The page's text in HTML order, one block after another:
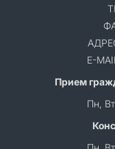
E-
Прием
Пн,